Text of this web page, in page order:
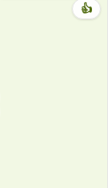
👍